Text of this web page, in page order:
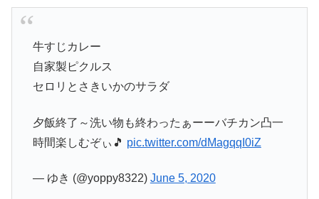
牛すじカレー
自家製ピクルス
セロリとさきいかのサラダ
夕飯終了～洗い物も終わったぁーーバチカン凸一
時間楽しむぞぃ🎵 pic.twitter.com/dMagqqI0iZ
— ゆき (@yoppy8322) June 5, 2020